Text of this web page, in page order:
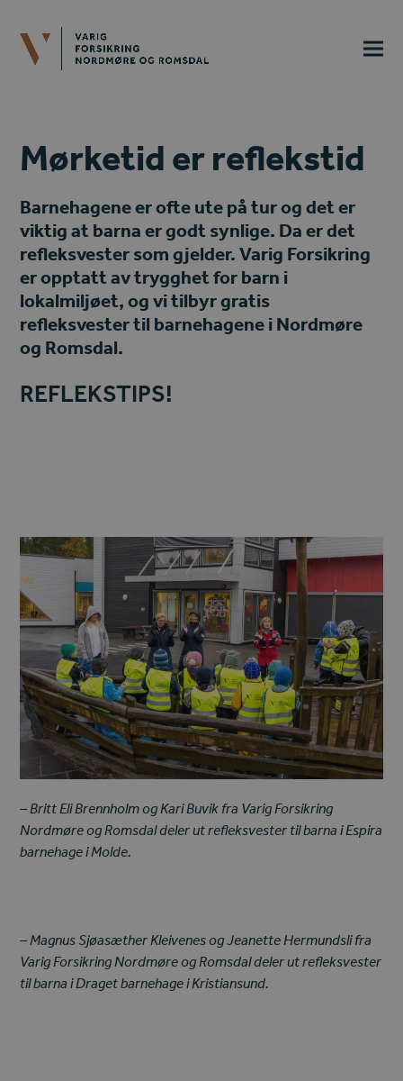
Mørketid er reflekstid
Barnehagene er ofte ute på tur og det er
viktig at barna er godt synlige. Da er det
refleksvester som gjelder. Varig Forsikring
er opptatt av trygghet for barn i
lokalmiljøet, og vi tilbyr gratis
refleksvester til barnehagene i Nordmøre
og Romsdal.
REFLEKSTIPS!
– Britt Eli Brennholm og Kari Buvik fra Varig Forsikring
Nordmøre og Romsdal deler ut refleksvester til barna i Espira
barnehage i Molde.
– Magnus Sjøasæther Kleivenes og Jeanette Hermundsli fra
Varig Forsikring Nordmøre og Romsdal deler ut refleksvester
til barna i Draget barnehage i Kristiansund.